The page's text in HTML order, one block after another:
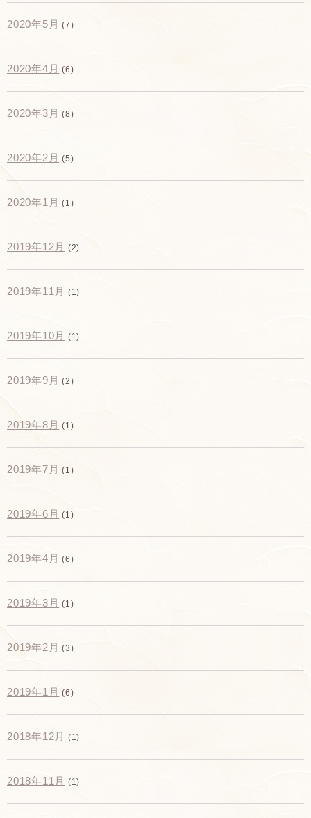
2020年5月 (7)
2020年4月 (6)
2020年3月 (8)
2020年2月 (5)
2020年1月 (1)
2019年12月 (2)
2019年11月 (1)
2019年10月 (1)
2019年9月 (2)
2019年8月 (1)
2019年7月 (1)
2019年6月 (1)
2019年4月 (6)
2019年3月 (1)
2019年2月 (3)
2019年1月 (6)
2018年12月 (1)
2018年11月 (1)